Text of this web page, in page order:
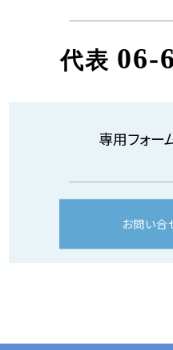
代表 06-
専用フォー
お問い合